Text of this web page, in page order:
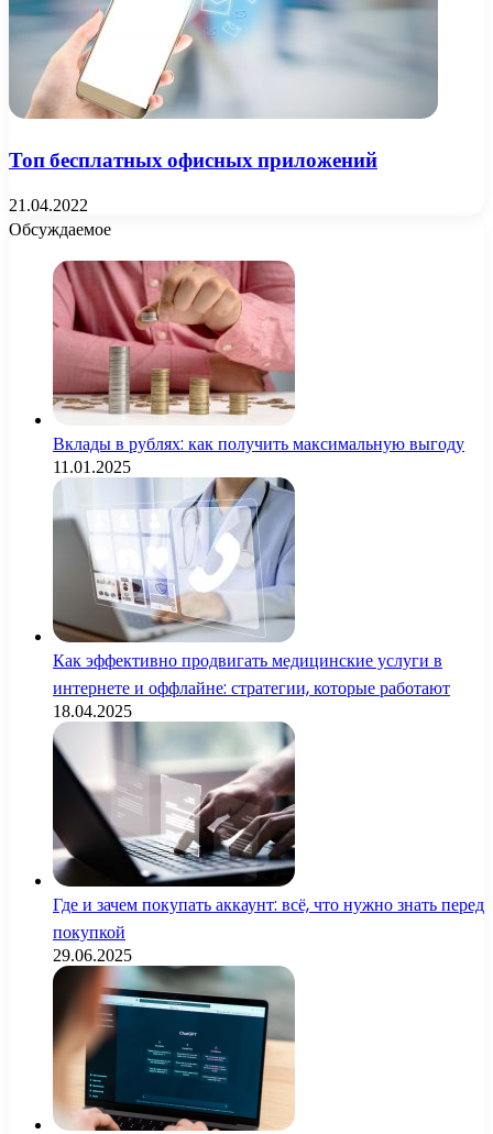
Топ бесплатных офисных приложений
21.04.2022
Обсуждаемое
Вклады в рублях: как получить максимальную выгоду
11.01.2025
Как эффективно продвигать медицинские услуги в
интернете и оффлайне: стратегии, которые работают
18.04.2025
Где и зачем покупать аккаунт: всё, что нужно знать перед
покупкой
29.06.2025